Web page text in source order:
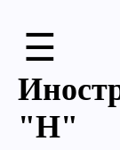
☰
"H"